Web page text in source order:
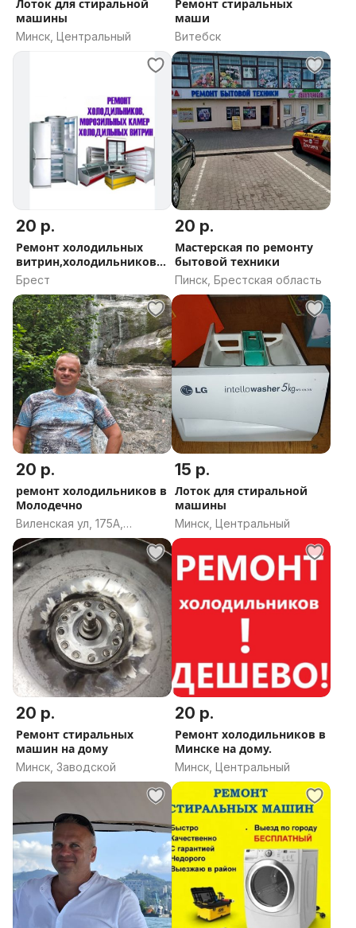
Лоток для стиральной
машины
Минск, Центральный
Ремонт стиральных
маши
Витебск
20 р.
Ремонт холодильных
витрин,холодильников,с
тиральных
Брест
20 р.
Мастерская по ремонту
бытовой техники
Пинск, Брестская область
20 р.
ремонт холодильников в
Молодечно
Виленская ул, 175А,
Молодечно,
Молодечненский район,
Минская область
15 р.
Лоток для стиральной
машины
Минск, Центральный
20 р.
Ремонт стиральных
машин на дому
Минск, Заводской
20 р.
Ремонт холодильников в
Минске на дому.
Минск, Центральный